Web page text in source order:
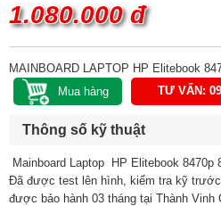
1.080.000 đ
MAINBOARD LAPTOP HP Elitebook
TƯ VẤN:
Thông số kỹ thuật
Mainboard Laptop HP Elitebook 8470p
Đã được test lên hình, kiểm tra kỹ trước
được bảo hành 03 tháng tại Thành Vinh